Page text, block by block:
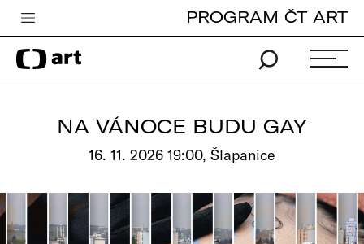
Česká televize
Zpravodajství
Pro děti
PROGRAM ČT ART
NA VÁNOCE BUDU GAY
16. 11. 2026 19:00, Šlapanice